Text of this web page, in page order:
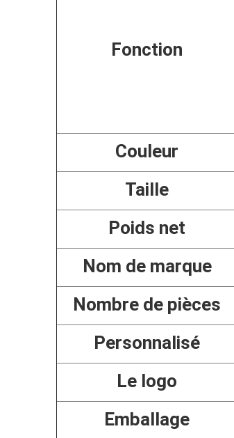
Fonction
Couleur
Taille
Poids net
Nom de marque
Nombre de pièces
Personnalisé
Le logo
Emballage